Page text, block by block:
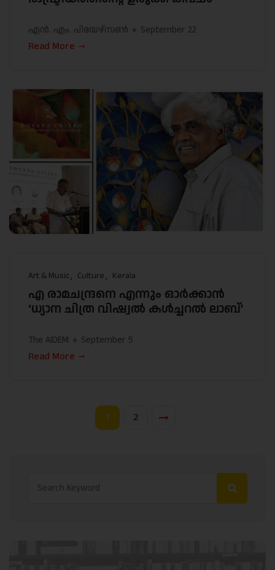
എൻ. എം. പിയേഴ്സൺ September 22
Read More
Art & Music Culture Kerala
എ രാമചന്ദ്രനെ എന്നും ഓർക്കാൻ
‘ധ്യാന ചിത്ര വിഷ്വൽ കൾച്ചറൽ ലാബ്’
The AIDEM September 5
Read More
1 2